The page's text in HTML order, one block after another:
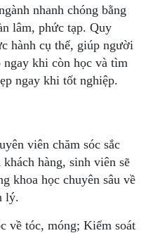
nhanh chóng bằng
lâm, phức tạp. Quy
hành cụ thể, giúp người
khi còn học và tìm
ngay khi tốt nghiệp.
viên chăm sóc sắc
hàng, sinh viên sẽ
khoa học chuyên sâu về
lý.
về tóc, móng; Kiểm soát